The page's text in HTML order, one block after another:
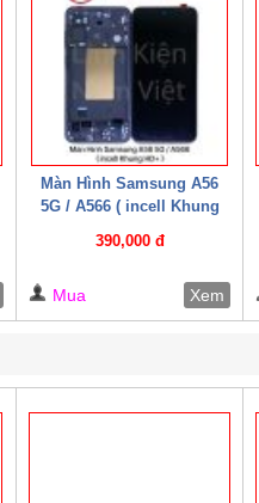
Màn Hình Samsung A56
5G / A566 ( incell Khung
390,000 đ
Mua Xem